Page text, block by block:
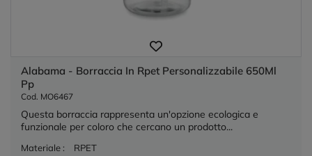
Alabama - Borraccia In Rpet Personalizzabile 650Ml
Pp
Cod. MO6467
Questa borraccia rappresenta un'opzione ecologica e
funzionale per coloro che cercano un prodotto...
Materiale :
RPET